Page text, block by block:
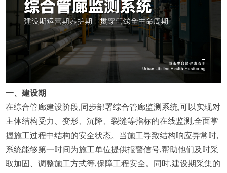
一、建设期
在综合管廊建设阶段,同步部署综合管廊监测系统,可以实现对
主体结构受力、变形、沉降、裂缝等指标的在线监测,全面掌
握施工过程中结构的安全状态。当施工导致结构响应异常时,
系统能够第一时间为施工单位提供报警信号,帮助他们及时采
取加固、调整施工方式等,保障工程安全。同时,建设期采集的